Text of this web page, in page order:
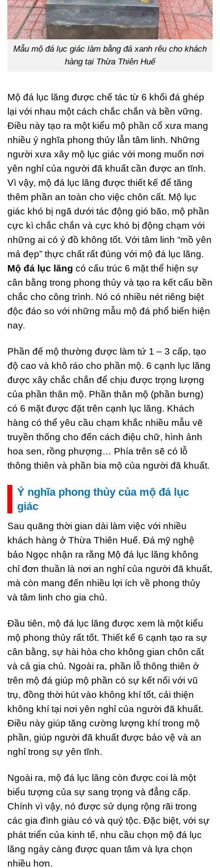
Mẫu mộ đá lục giác làm bằng đá xanh rêu cho khách
hàng tại Thừa Thiên Huế
Mộ đá lục lăng được chế tác từ 6 khối đá ghép
lại với nhau một cách chắc chắn và bền vững.
Điều này tạo ra một kiểu mộ phần cổ xưa mang
nhiều ý nghĩa phong thủy lẫn tâm linh. Những
người xưa xây mộ lục giác với mong muốn nơi
yên nghỉ của người đã khuất cần được an tĩnh.
Vì vậy, mộ đá lục lăng được thiết kế để tăng
thêm phần an toàn cho việc chôn cất. Mộ lục
giác khó bị ngã dưới tác động gió bão, mộ phần
cực kì chắc chắn và cực khó bị động chạm với
những ai có ý đồ không tốt. Với tâm linh “mồ yên
mả đẹp” thực chất rất đúng với mộ đá lục lăng.
Mộ đá lục lăng có cấu trúc 6 mặt thể hiện sự
cân bằng trong phong thủy và tạo ra kết cấu bền
chắc cho công trình. Nó có nhiều nét riêng biệt
độc đáo so với những mẫu mộ đá phổ biến hiện
nay.
Phần đế mộ thường được làm tứ 1 – 3 cấp, tạo
độ cao và khô ráo cho phần mộ. 6 cạnh lục lăng
được xây chắc chắn để chịu được trọng lượng
của phần thân mộ. Phần thân mộ (phần bưng)
có 6 mặt được đặt trên cạnh lục lăng. Khách
hàng có thể yêu cầu chạm khắc nhiều mẫu vẽ
truyền thống cho đến cách điệu chữ, hình ảnh
hoa sen, rồng phượng… Phía trên sẽ có lỗ
thông thiên và phần bia mộ của người đã khuất.
Ý nghĩa phong thủy của mộ đá lục
giác
Sau quãng thời gian dài làm việc với nhiều
khách hàng ở Thừa Thiên Huế. Đá mỹ nghệ
bảo Ngọc nhận ra rằng Mộ đá lục lăng không
chỉ đơn thuần là nơi an nghỉ của người đã khuất,
mà còn mang đến nhiều lợi ích về phong thủy
và tâm linh cho gia chủ.
Đầu tiên, mộ đá lục lăng được xem là một kiểu
mộ phong thủy rất tốt. Thiết kế 6 cạnh tạo ra sự
cân bằng, sự hài hòa cho không gian chôn cất
và cả gia chủ. Ngoài ra, phần lỗ thông thiên ở
trên mộ đá giúp mộ phần có sự kết nối với vũ
trụ, đồng thời hút vào không khí tốt, cải thiện
không khí tại nơi yên nghỉ của người đã khuất.
Điều này giúp tăng cường lượng khí trong mộ
phần, giúp người đã khuất được bảo vệ và an
nghỉ trong sự yên tĩnh.
Ngoài ra, mộ đá lục lăng còn được coi là một
biểu tượng của sự sang trọng và đẳng cấp.
Chính vì vậy, nó được sử dụng rộng rãi trong
các gia đình giàu có và quý tộc. Đặc biệt, với sự
phát triển của kinh tế, nhu cầu chọn mộ đá lục
lăng ngày càng được quan tâm và lựa chọn
nhiều hơn.